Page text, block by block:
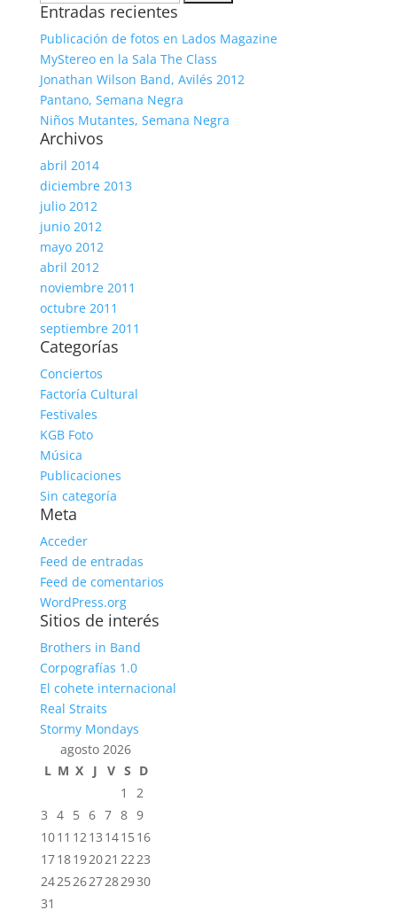
Entradas recientes
Publicación de fotos en Lados Magazine
MyStereo en la Sala The Class
Jonathan Wilson Band, Avilés 2012
Pantano, Semana Negra
Niños Mutantes, Semana Negra
Archivos
abril 2014
diciembre 2013
julio 2012
junio 2012
mayo 2012
abril 2012
noviembre 2011
octubre 2011
septiembre 2011
Categorías
Conciertos
Factoría Cultural
Festivales
KGB Foto
Música
Publicaciones
Sin categoría
Meta
Acceder
Feed de entradas
Feed de comentarios
WordPress.org
Sitios de interés
Brothers in Band
Corpografías 1.0
El cohete internacional
Real Straits
Stormy Mondays
agosto 2026
L M X J V S D
1
2
3 4 5 6 7 8 9
1011 1213 141516
1718192021 2223
24252627282930
31